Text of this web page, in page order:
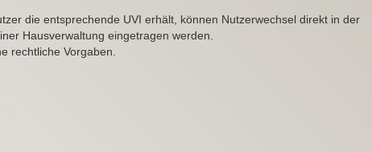
die entsprechende UVI erhält, können Nutzerwechsel direkt in der
Hausverwaltung eingetragen werden.
rechtliche Vorgaben.